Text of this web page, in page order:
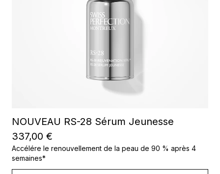
NOUVEAU RS-28 Sérum Jeunesse
337,00 €
Accélére le renouvellement de la peau de 90 % après 4
semaines*